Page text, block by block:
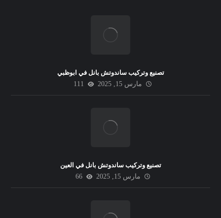
تصنيع وتركيب ساندوتش بانل في ابوظبي
مارس 15, 2025
111
تصنيع وتركيب ساندوتش بانل في العين
مارس 15, 2025
66